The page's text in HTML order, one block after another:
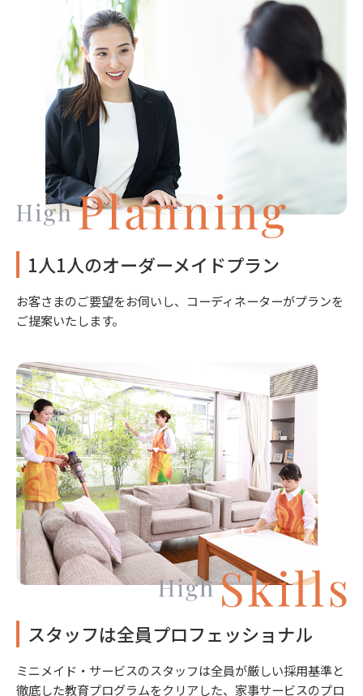
1人1人のオーダーメイドプラン
お客さまのご要望をお伺いし、コーディネーターがプランを
ご提案いたします。
スタッフは全員プロフェッショナル
ミニメイド・サービスのスタッフは全員が厳しい採用基準と
徹底した教育プログラムをクリアした、家事サービスのプロ